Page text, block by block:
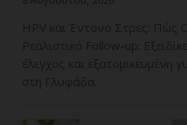
HPV και Έντονο Στρες: Πώς
Ρεαλιστικό Follow-up;
έλεγχος και εξατομικευμένη
στη Γλυφάδα.